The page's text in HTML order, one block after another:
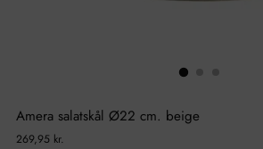
Amera salatskål Ø22 cm. beige
Normal
269,95 kr.